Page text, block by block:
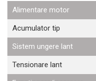
Motocositori
Motocoase
Motopompe
Batoze
Granulatoare furaje
Mori cereale
Semanatori manuale
Alimentare motor
Acumulator tip
Sistem ungere lant
Tensionare lant